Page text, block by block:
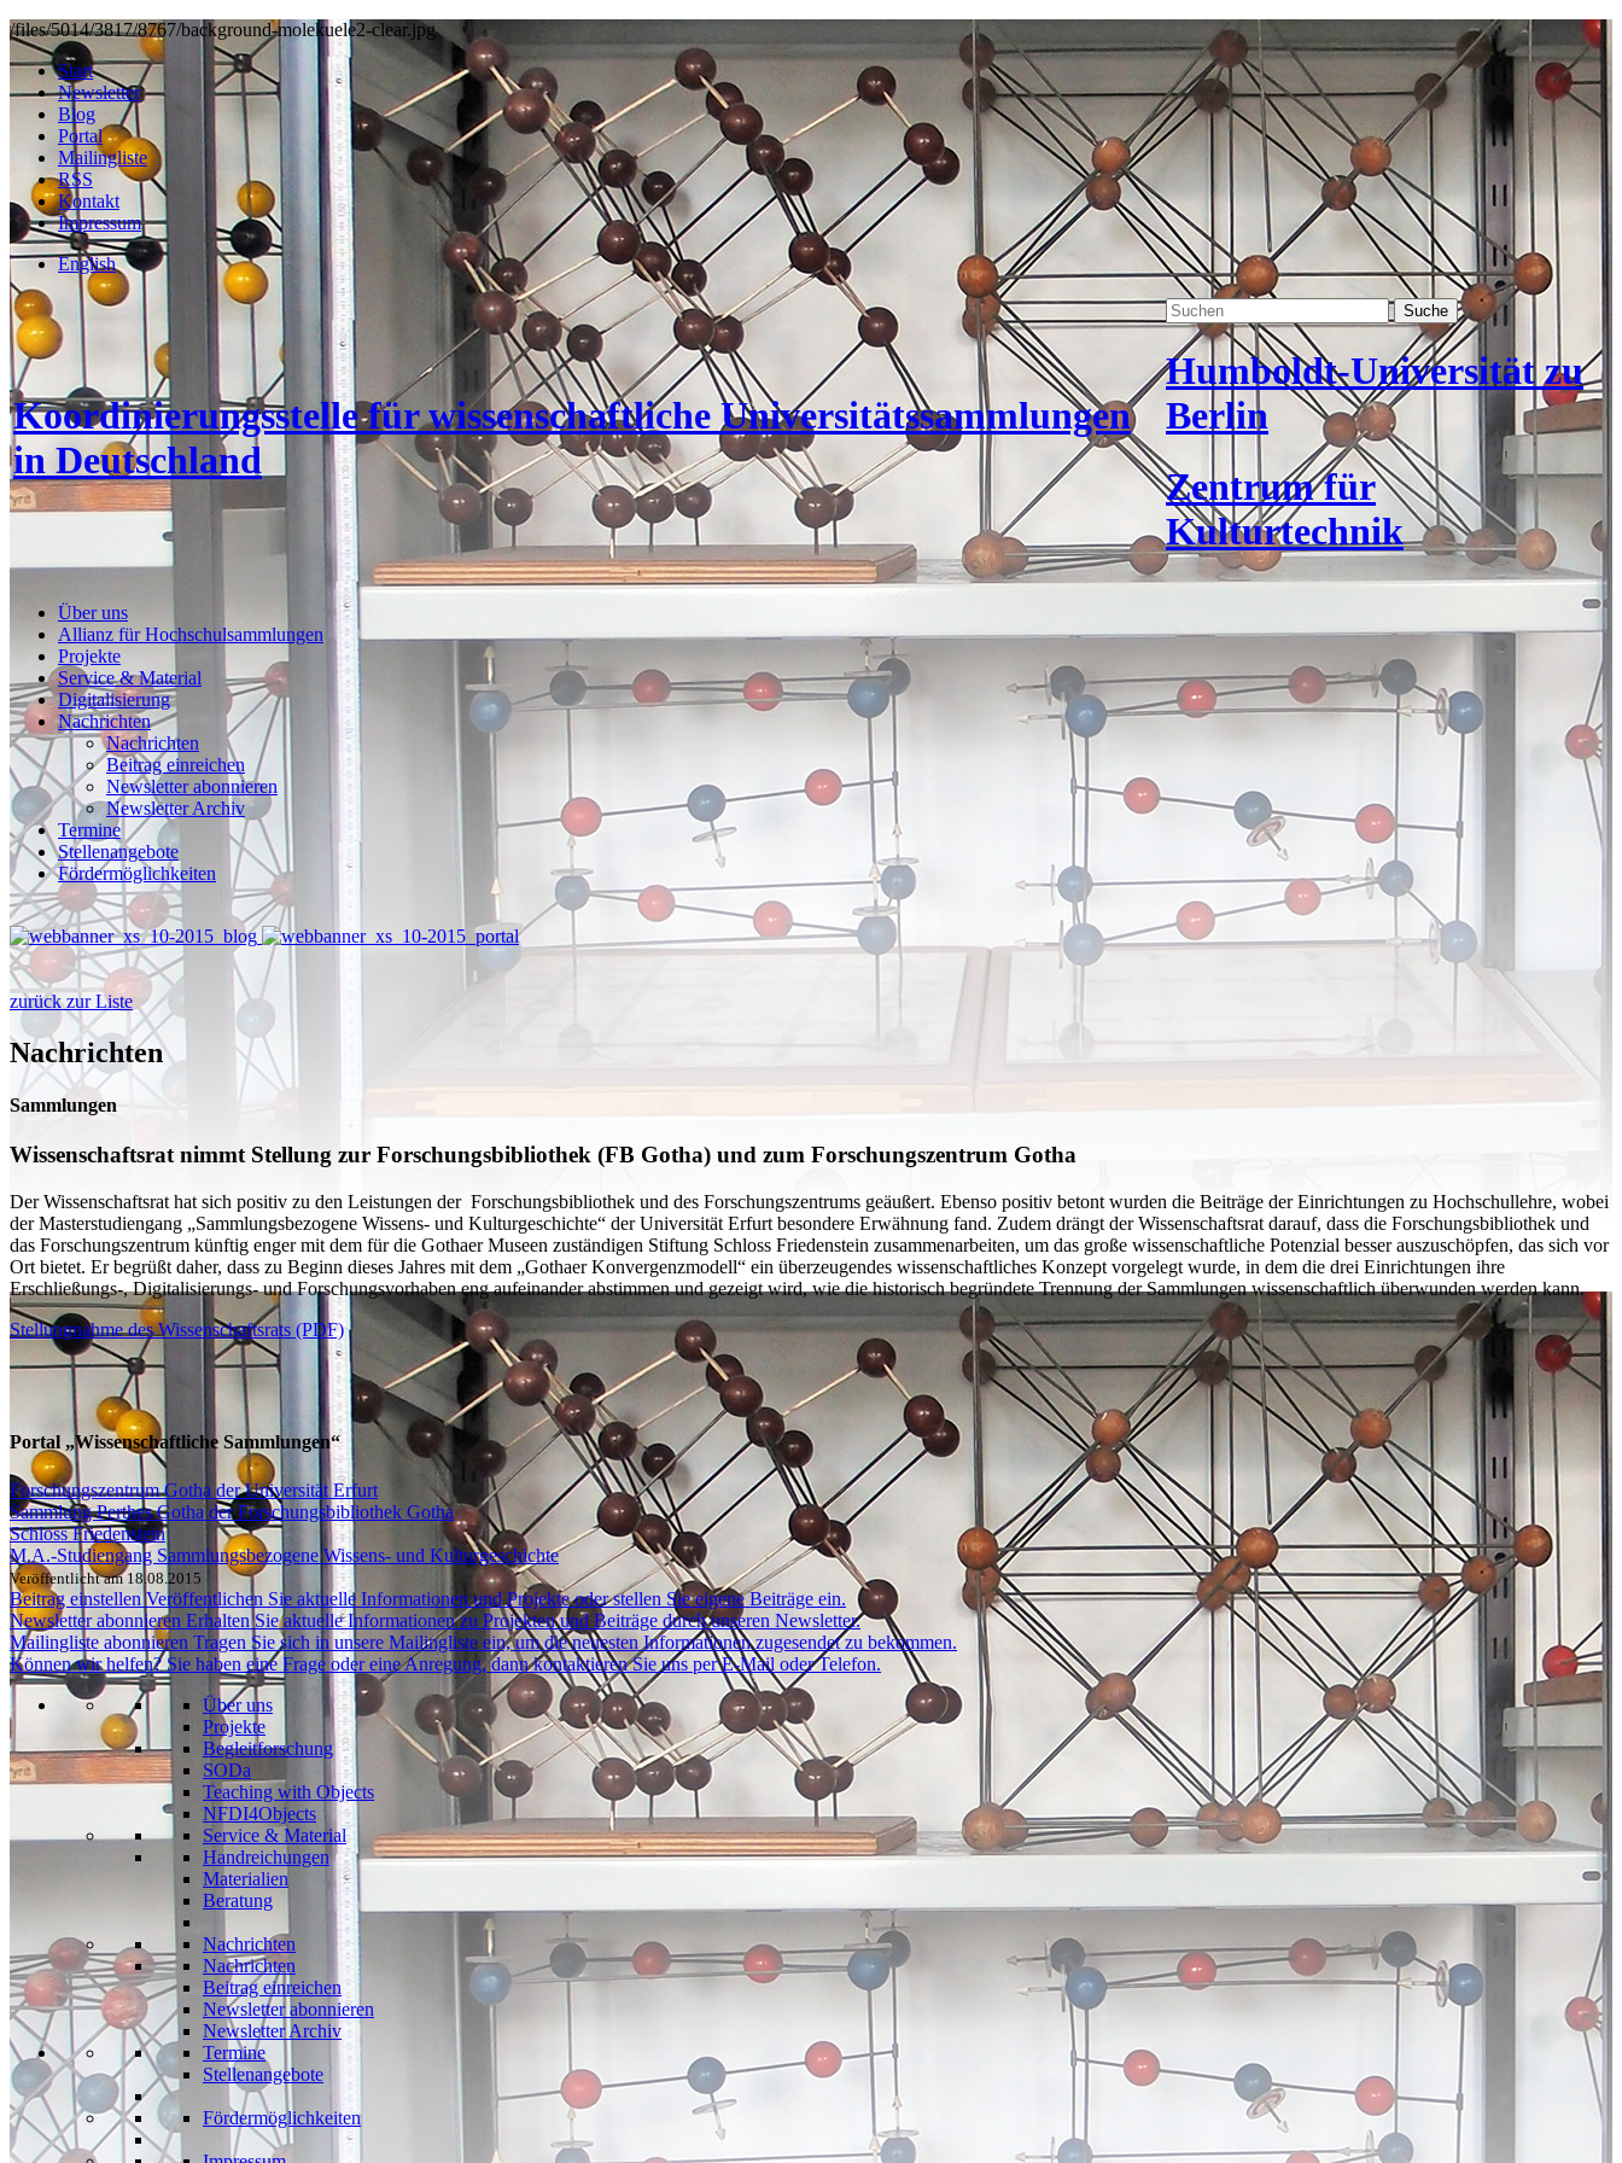
/files/5014/3817/8767/background-molekuele2-clear.jpg
Start
Newsletter
Blog
Portal
Mailingliste
RSS
Kontakt
Impressum
English
Koordinierungsstelle für wissenschaftliche Universitätssammlungen
in Deutschland
Suche
Humboldt-Universität zu
Berlin
Zentrum für
Kulturtechnik
Über uns
Allianz für Hochschulsammlungen
Projekte
Service & Material
Digitalisierung
Nachrichten
Nachrichten
Beitrag einreichen
Newsletter abonnieren
Newsletter Archiv
Termine
Stellenangebote
Fördermöglichkeiten
zurück zur Liste
Nachrichten
Sammlungen
Wissenschaftsrat nimmt Stellung zur Forschungsbibliothek (FB Gotha) und zum Forschungszentrum Gotha
Der Wissenschaftsrat hat sich positiv zu den Leistungen der Forschungsbibliothek und des Forschungszentrums geäußert. Ebenso positiv betont wurden die Beiträge der Einrichtungen zu Hochschullehre, wobei
der Masterstudiengang „Sammlungsbezogene Wissens- und Kulturgeschichte“ der Universität Erfurt besondere Erwähnung fand. Zudem drängt der Wissenschaftsrat darauf, dass die Forschungsbibliothek und
das Forschungszentrum künftig enger mit dem für die Gothaer Museen zuständigen Stiftung Schloss Friedenstein zusammenarbeiten, um das große wissenschaftliche Potenzial besser auszuschöpfen, das sich vor
Ort bietet. Er begrüßt daher, dass zu Beginn dieses Jahres mit dem „Gothaer Konvergenzmodell“ ein überzeugendes wissenschaftliches Konzept vorgelegt wurde, in dem die drei Einrichtungen ihre
Erschließungs-, Digitalisierungs- und Forschungsvorhaben eng aufeinander abstimmen und gezeigt wird, wie die historisch begründete Trennung der Sammlungen wissenschaftlich überwunden werden kann.
Stellungnahme des Wissenschaftsrats (PDF)
Portal „Wissenschaftliche Sammlungen“
Forschungszentrum Gotha der Universität Erfurt
Sammlung Perthes Gotha der Forschungsbibliothek Gotha
Schloss Friedenstein
M.A.-Studiengang Sammlungsbezogene Wissens- und Kulturgeschichte
Veröffentlicht am 18.08.2015
Beitrag einstellen Veröffentlichen Sie aktuelle Informationen und Projekte oder stellen Sie eigene Beiträge ein.
Newsletter abonnieren Erhalten Sie aktuelle Informationen zu Projekten und Beiträge durch unseren Newsletter.
Mailingliste abonnieren Tragen Sie sich in unsere Mailingliste ein, um die neuesten Informationen zugesendet zu bekommen.
Können wir helfen? Sie haben eine Frage oder eine Anregung, dann kontaktieren Sie uns per E-Mail oder Telefon.
Über uns
Projekte
Begleitforschung
SODa
Teaching with Objects
NFDI4Objects
Service & Material
Handreichungen
Materialien
Beratung
Nachrichten
Nachrichten
Beitrag einreichen
Newsletter abonnieren
Newsletter Archiv
Termine
Stellenangebote
Fördermöglichkeiten